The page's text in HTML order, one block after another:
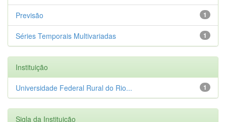
1
Previsão
1
Séries Temporais Multivariadas
Instituição
1
Universidade Federal Rural do Rio...
Sigla da Instituição